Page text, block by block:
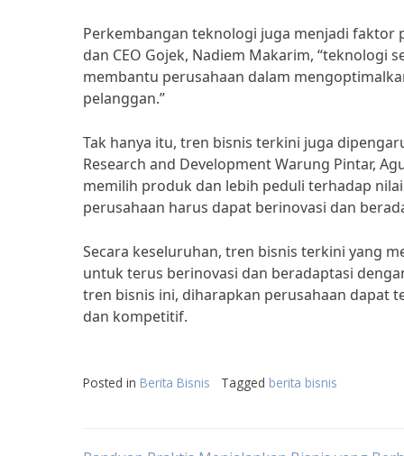
Perkembangan teknologi juga menjadi
dan CEO Gojek, Nadiem Makarim,
membantu perusahaan dalam
pelanggan.”
Tak hanya itu, tren bisnis terkini juga
Research and Development Warung Pintar,
memilih produk dan lebih peduli terhadap
perusahaan harus dapat berinovasi dan
Secara keseluruhan, tren bisnis terkini yang
untuk terus berinovasi dan beradaptasi
tren bisnis ini, diharapkan perusahaan dapat
dan kompetitif.
Posted in Berita Bisnis Tagged berita bisnis